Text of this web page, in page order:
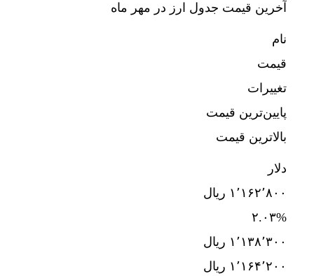
آخرین قیمت جدول ارز در مهر ماه
نام
قیمت
تغییرات
پایین‌ترین قیمت
بالاترین قیمت
دلار
۱٬۱۶۲٬۸۰۰ ریال
۲.۰۳%
۱٬۱۳۸٬۳۰۰ ریال
۱٬۱۶۴٬۲۰۰ ریال